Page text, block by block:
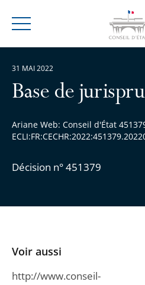
Menu
Base de
Ariane Web: Conseil d'État
Décision n° 451379
31 MAI 2022
Voir aussi
http://www.conseil-